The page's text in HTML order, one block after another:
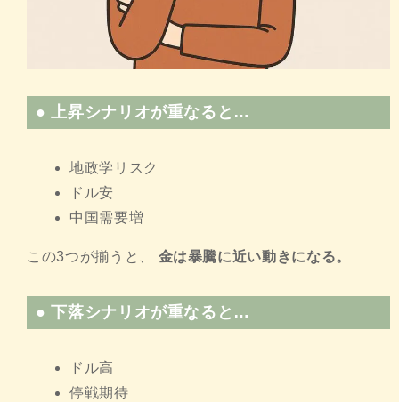
● 上昇シナリオが重なると…
地政学リスク
ドル安
中国需要増
この3つが揃うと、 金は暴騰に近い動きになる。
● 下落シナリオが重なると…
ドル高
停戦期待